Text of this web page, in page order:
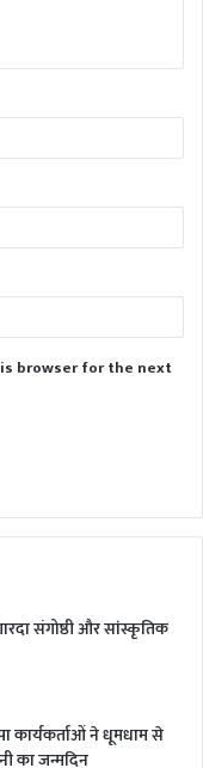
browser for the next
संगोष्ठी और सांस्कृतिक
कार्यकर्ताओं ने धूमधाम से
का जन्मदिन